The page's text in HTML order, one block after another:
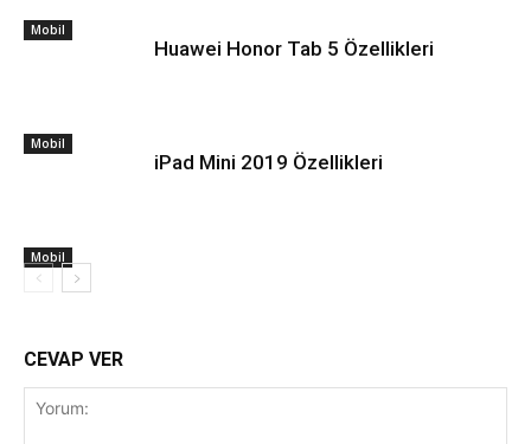
Mobil
Mobil
Huawei Honor Tab 5 Özellikleri
Mobil
iPad Mini 2019 Özellikleri
CEVAP VER